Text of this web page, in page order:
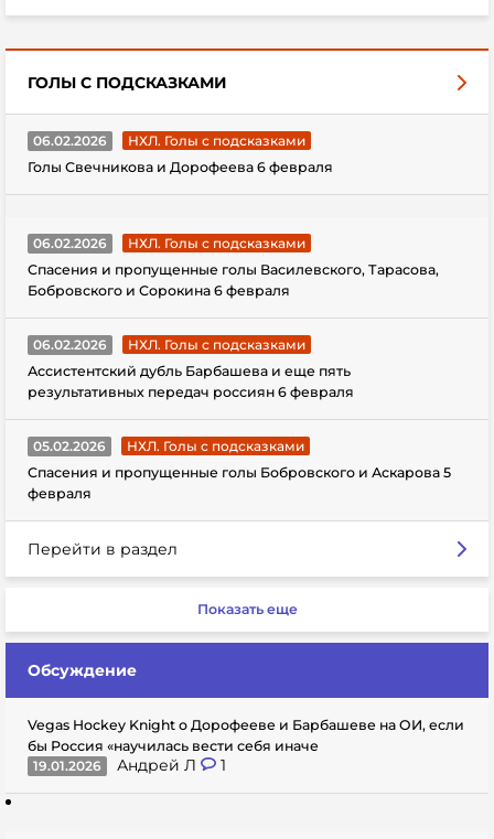
ГОЛЫ С ПОДСКАЗКАМИ
06.02.2026
НХЛ. Голы с подсказками
Голы Свечникова и Дорофеева 6 февраля
06.02.2026
НХЛ. Голы с подсказками
Спасения и пропущенные голы Василевского, Тарасова,
Бобровского и Сорокина 6 февраля
06.02.2026
НХЛ. Голы с подсказками
Ассистентский дубль Барбашева и еще пять
результативных передач россиян 6 февраля
05.02.2026
НХЛ. Голы с подсказками
Спасения и пропущенные голы Бобровского и Аскарова 5
февраля
Перейти в раздел
Показать еще
Обсуждение
Vegas Hockey Knight о Дорофееве и Барбашеве на ОИ, если
бы Россия «научилась вести себя иначе
19.01.2026
Андрей Л 1